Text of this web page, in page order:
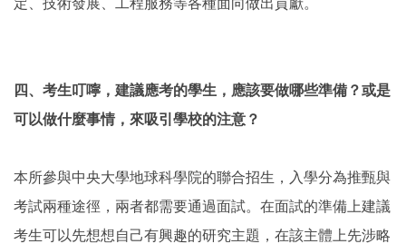
定、技術發展、工程服務等各種面向做出貢獻。
四、考生叮嚀，建議應考的學生，應該要做哪些準備？或是
可以做什麼事情，來吸引學校的注意？
本所參與中央大學地球科學院的聯合招生，入學分為推甄與
考試兩種途徑，兩者都需要通過面試。在面試的準備上建議
考生可以先想想自己有興趣的研究主題，在該主體上先涉略